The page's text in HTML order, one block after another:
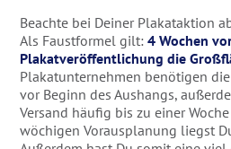
Beachte bei Deiner Plakataktion
Als Faustformel gilt:4 Wochen
Plakatveröffentlichung die
Plakatunternehmen benötigen
vor Beginn des Aushangs,
Versand häufig bis zu einer
wöchigen Vorausplanung liegst